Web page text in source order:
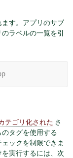
す。アプリのサブ
ラベルの一覧を引
テゴリ化された さ
タグを使用する
ックを制限できま
実行するには、次